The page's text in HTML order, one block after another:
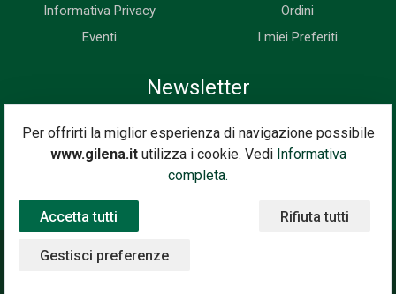
Per offrirti la miglior esperienza di navigazione possibile
www.gilena.itutilizza i cookie. Vedi Informativa
completa.
Accetta tutti Rifiuta tutti
Gestisci preferenze
Informativa Privacy
Eventi
Ordini
I miei Preferiti
Newsletter
Iscriviti subito alla nostra newsletter. Riceverai prima di tutti le
novità, le offerte, i prossimi eventi...
©2020 Gilena International Motor Books — Powered by